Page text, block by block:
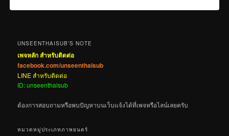
UNSEENTHAISUB’S NOTE
เพจหลัก สำหรับติดต่อ
facebook.com/unseenthaisub
LINE สำหรับติดต่อ
ID: unseenthaisub
ต้องการสอบถามหรือพบปัญหาบนเว็บแจ้งได้ที่เพจหรือไลน์เลยครับ
หมวดหมู่ประเภทภาพยนตร์